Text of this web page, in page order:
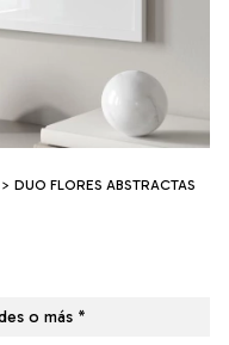
> DUO FLORES ABSTRACTAS
o más *